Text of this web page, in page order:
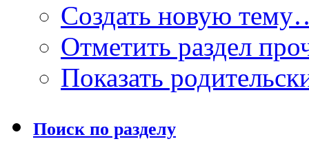
Создать новую
Отметить раздел
Показать
Поиск по разделу